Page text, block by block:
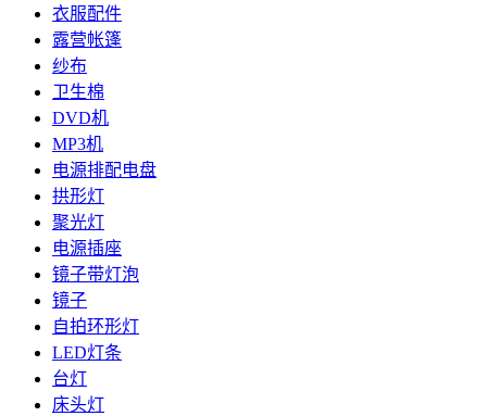
衣服配件
露营帐篷
纱布
卫生棉
DVD机
MP3机
电源排配电盘
拱形灯
聚光灯
电源插座
镜子带灯泡
镜子
自拍环形灯
LED灯条
台灯
床头灯